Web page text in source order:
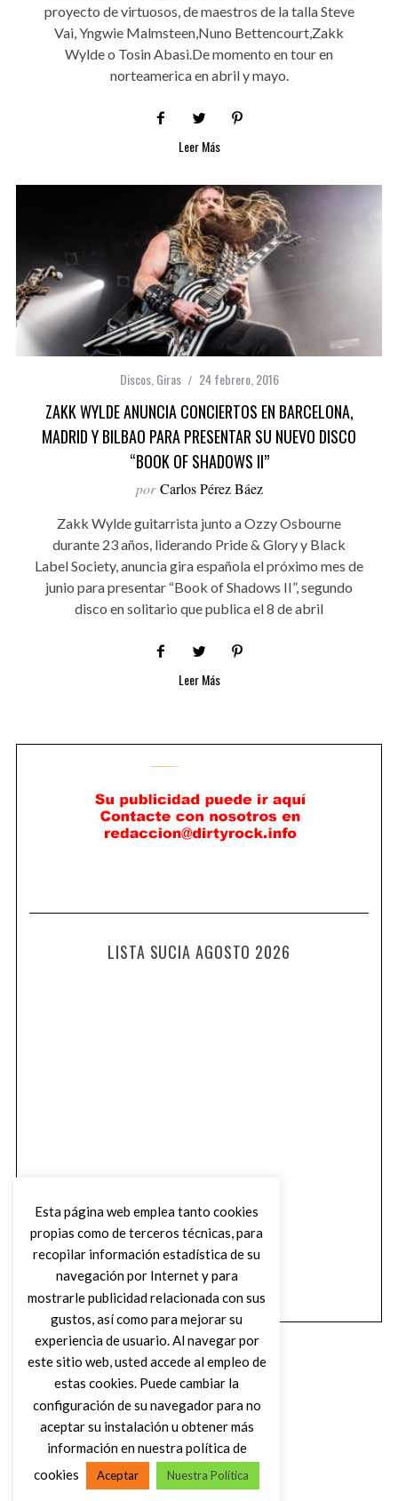
proyecto de virtuosos, de maestros de la talla Steve
Vai, Yngwie Malmsteen,Nuno Bettencourt,Zakk
Wylde o Tosin Abasi.De momento en tour en
norteamerica en abril y mayo.
Leer Más
Discos, Giras 24 febrero, 2016
ZAKK WYLDE ANUNCIA CONCIERTOS EN BARCELONA,
MADRID Y BILBAO PARA PRESENTAR SU NUEVO DISCO
“BOOK OF SHADOWS II”
por Carlos Pérez Báez
Zakk Wylde guitarrista junto a Ozzy Osbourne
durante 23 años, liderando Pride & Glory y Black
Label Society, anuncia gira española el próximo mes de
junio para presentar “Book of Shadows II”, segundo
disco en solitario que publica el 8 de abril
Leer Más
LISTA SUCIA AGOSTO 2026
VOLVER AL INICIO
Esta página web emplea tanto cookies
propias como de terceros técnicas, para
recopilar información estadística de su
navegación por Internet y para
mostrarle publicidad relacionada con sus
gustos, así como para mejorar su
experiencia de usuario. Al navegar por
este sitio web, usted accede al empleo de
estas cookies. Puede cambiar la
configuración de su navegador para no
aceptar su instalación u obtener más
información en nuestra política de
cookies
Aceptar Nuestra Política